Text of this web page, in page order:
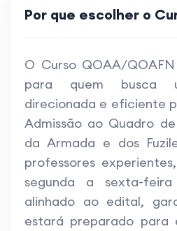
Por que escolher o
O Curso QOAA/
para quem busca
direcionada e eficiente
Admissão ao Quadro
da Armada e dos
professores
segunda a sexta-
alinhado ao edital,
estará preparado para